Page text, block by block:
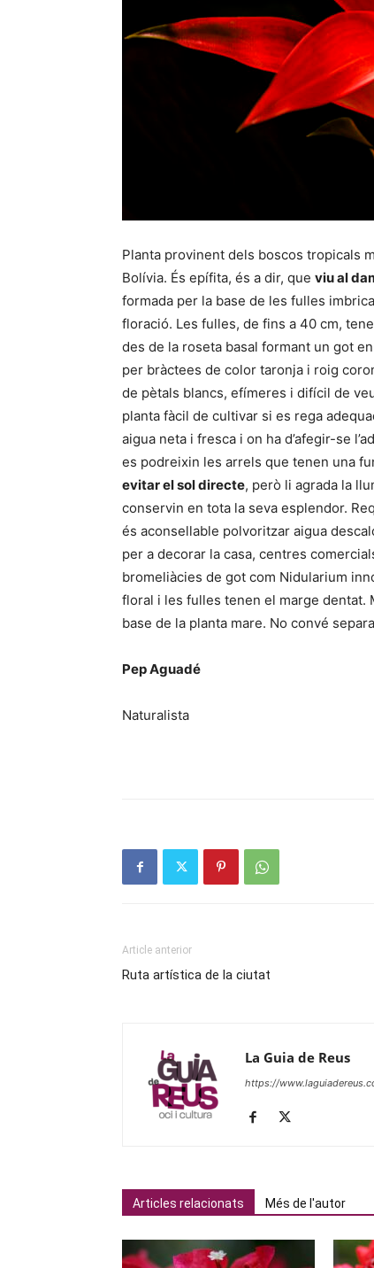
Planta provinent dels boscos tropicals
Bolívia. És epífita, és a dir, que viu al
formada per la base de les fulles
floració. Les fulles, de fins a 40 cm,
des de la roseta basal formant un got
per bràctees de color taronja i roig
de pètals blancs, efímeres i difícil de
planta fàcil de cultivar si es rega
aigua neta i fresca i on ha d’afegir-se
es podreixin les arrels que tenen una
evitar el sol directe, però li agrada la
conservin en tota la seva esplendor.
és aconsellable polvoritzar aigua
per a decorar la casa, centres
bromeliàcies de got com Nidularium
floral i les fulles tenen el marge dentat.
base de la planta mare. No convé
Pep Aguadé
Naturalista
Article anterior
Ruta artística de la ciutat
La Guia de Reus
https://
Articles relacionats Més de l'autor